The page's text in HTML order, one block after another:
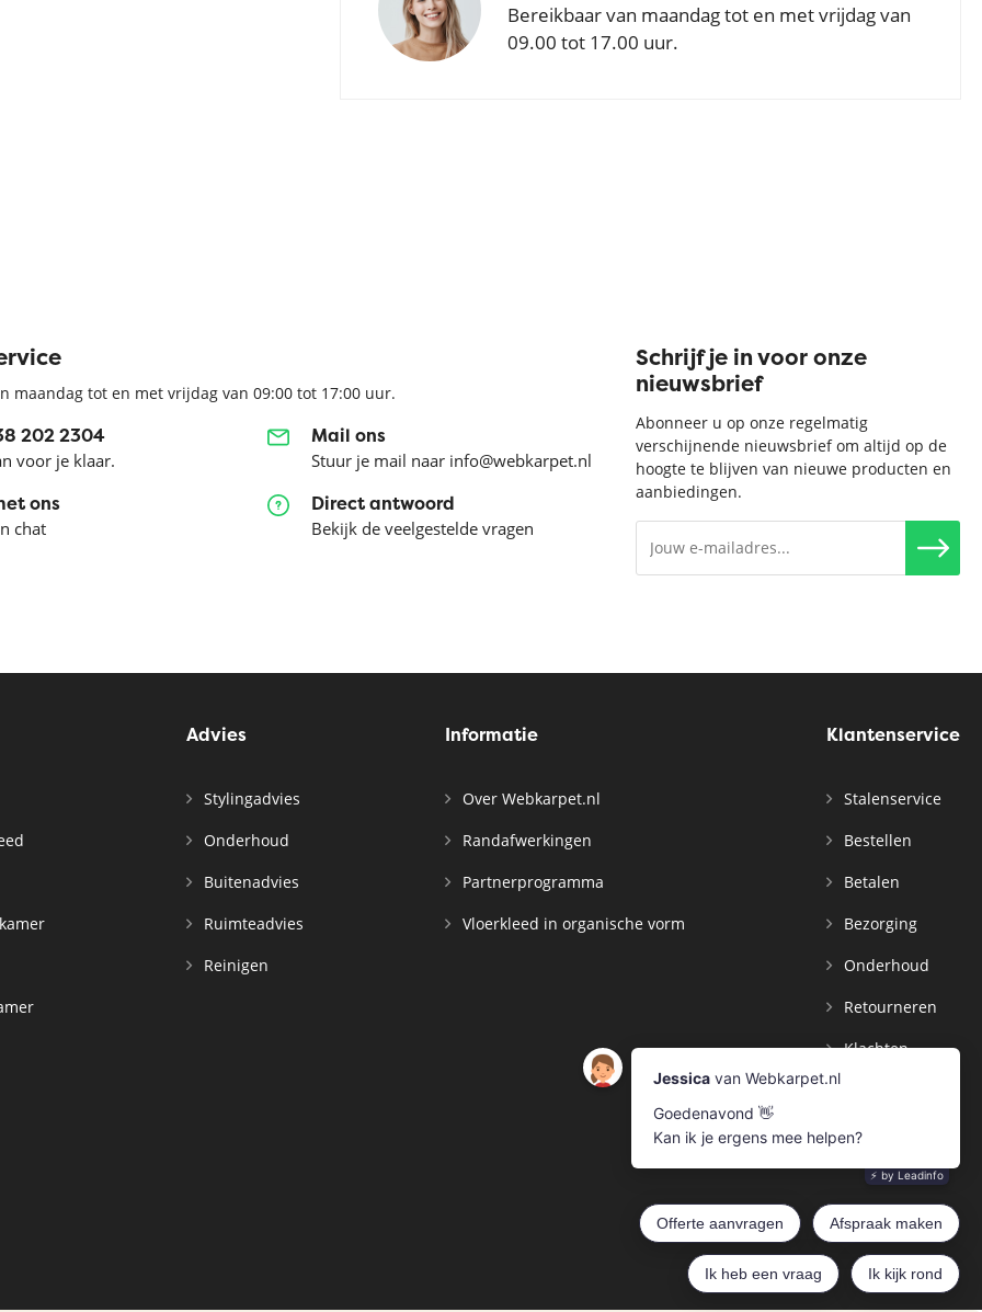
Bereikbaar van maandag tot en met vrijdag van
09.00 tot 17.00 uur.
maandag tot en met vrijdag van 09:00 tot 17:00 uur.
202 2304
voor je klaar.
Mail ons
Stuur je mail naar info@webkarpet.nl
ons
chat
Direct antwoord
Bekijk de veelgestelde vragen
Schrijf je in voor onze
nieuwsbrief
Abonneer u op onze regelmatig
verschijnende nieuwsbrief om altijd op de
hoogte te blijven van nieuwe producten en
aanbiedingen.
Advies
Stylingadvies
Onderhoud
Buitenadvies
Ruimteadvies
Reinigen
Informatie
Over Webkarpet.nl
Randafwerkingen
Partnerprogramma
Vloerkleed in organische vorm
Klantenservice
Stalenservice
Bestellen
Betalen
Bezorging
Onderhoud
Retourneren
Klachten
Contact
Mijn Account